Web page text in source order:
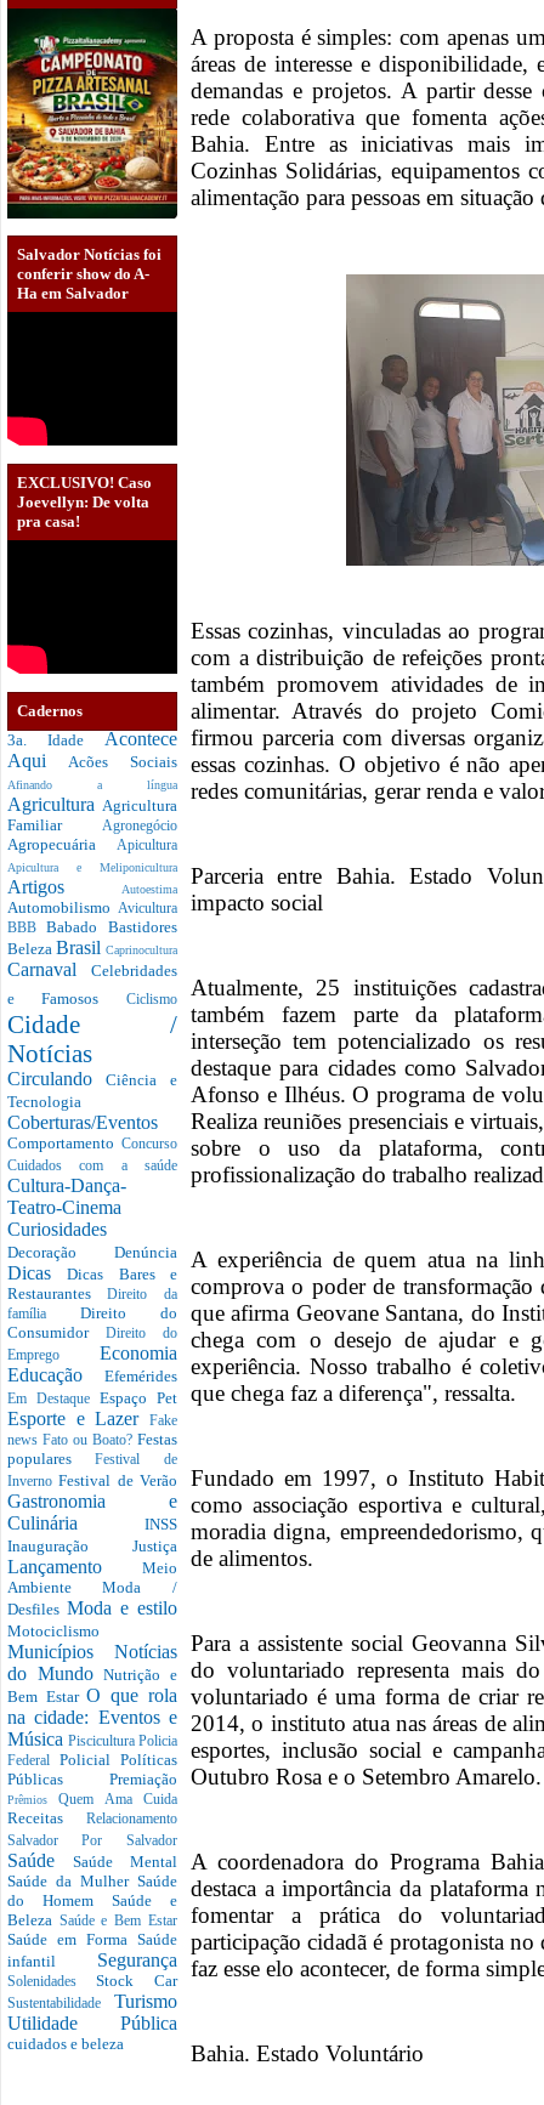
Salvador Notícias foi
conferir show do A-
Ha em Salvador
EXCLUSIVO! Caso
Joevellyn: De volta
pra casa!
Cadernos
3a. Idade Acontece
Aqui Acões Sociais
Afinando a língua
Agricultura Agricultura
Familiar Agronegócio
Agropecuária Apicultura
Apicultura e Meliponicultura
Artigos Autoestima
Automobilismo Avicultura
BBBBabado Bastidores
Beleza Brasil Caprinocultura
Carnaval Celebridades
e Famosos Ciclismo
Cidade /
Notícias
CirculandoCiência e
Tecnologia
Coberturas/Eventos
Comportamento Concurso
Cuidados com a saúde
Cultura-Dança-
Teatro-Cinema
Curiosidades
Decoração Denúncia
DicasDicas Bares e
RestaurantesDireito da
família Direito do
Consumidor Direito do
Emprego Economia
Educação Efemérides
Em Destaque Espaço Pet
Esporte e Lazer
Fake
news Fato ou Boato? Festas
popularesFestival de
InvernoFestival de Verão
Gastronomia e
Culinária INSS
Inauguração Justiça
Lançamento Meio
AmbienteModa /
Desfiles Moda e estilo
Motociclismo
Municípios Notícias
do MundoNutrição e
Bem EstarO que rola
na cidade: Eventos e
Música Piscicultura Policia
Federal Policial Políticas
Públicas Premiação
PrêmiosQuem Ama Cuida
Receitas Relacionamento
Salvador Por Salvador
Saúde Saúde Mental
Saúde da Mulher Saúde
do Homem Saúde e
Beleza Saúde e Bem Estar
Saúde em Forma Saúde
infantil Segurança
SolenidadesStock Car
Sustentabilidade Turismo
Utilidade Pública
cuidados e beleza
A proposta é simples: com apenas
áreas de interesse e disponibilidade,
demandas e projetos. A partir
rede colaborativa que fomenta
Bahia. Entre as iniciativas mais
Cozinhas Solidárias, equipamentos
alimentação para pessoas em
Essas cozinhas, vinculadas ao
com a distribuição de refeições
também promovem atividades de
alimentar. Através do projeto
firmou parceria com diversas
essas cozinhas. O objetivo é não
redes comunitárias, gerar renda e
Parceria entre Bahia. Estado
impacto social
Atualmente, 25 instituições
também fazem parte da
interseção tem potencializado os
destaque para cidades como
Afonso e Ilhéus. O programa de
Realiza reuniões presenciais e
sobre o uso da plataforma,
profissionalização do trabalho
A experiência de quem atua na
comprova o poder de
que afirma Geovane Santana, do
chega com o desejo de ajudar e
experiência. Nosso trabalho é
que chega faz a diferença", ressalta.
Fundado em 1997, o Instituto
como associação esportiva e
moradia digna, empreendedorismo,
de alimentos.
Para a assistente social Geovanna
do voluntariado representa mais
voluntariado é uma forma de criar
2014, o instituto atua nas áreas de
esportes, inclusão social e
Outubro Rosa e o Setembro Amarelo.
A coordenadora do Programa
destaca a importância da
fomentar a prática do
participação cidadã é protagonista
faz esse elo acontecer, de forma
Bahia. Estado Voluntário